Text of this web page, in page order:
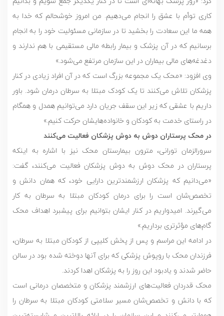
کاری توأم با عشق را انجام می‌دهیم. من امروز خوشحالم که خدا به
همه ما این سعادت را بخشید تا در سازمانی مسئولیت خود را به انجام
برسانیم که در آن پزشک و بیمار رابطه مالی مستقیمی با هم ندارند و
دغدغه‌های مالی بیماران در این سازمان مرتفع می‌شود.»
وی افزود: «محک یک مجموعه بزرگ است که در آن افراد زیادی در کنار
پزشکان تلاش می‌کنند تا یک کودک مبتلا به سرطان درمان شود. باور
داریم با عشقی که زیر این سقف جریان دارد می‌توانیم همدل و همگام
در راستای خدمت به کودکان و خانواده‌هایشان حرکت کنیم.»
در محک پرستاران دوش به دوش پزشکان فعالیت می‌کنند
سرورالزمان تورانی، مترون بیمارستان محک نیز با اشاره به اینکه
پرستاران در محک دوش به دوش پزشکان فعالیت می‌کنند، گفت:
«می‌دانیم که پزشکان ارزشمندترین دارایی خود، که همان دانش و
تخصص‌شان است را برای درمان کودکان مبتلا به سرطان به کار
می‌گیرند. امیدواریم در کنار ایشان بتوانیم برای پیشبرد اهداف محک
گام‌های مؤثرتری برداریم.»
در ادامه این مراسم و پس از پخش کلیپی از کودکان مبتلا به سرطان،
فرزندان محک با روپوش پزشکی که برای آنها دوخته شده بود در سالن
حاضر شدند و یادبود این روز را به پزشکان اهدا کردند.
محک قدردان فعالیت‌های ارزشمند پزشکان و متخصصان درمانی است
که با دانش و تخصص‌شان مسیر سلامتی کودکان مبتلا به سرطان را